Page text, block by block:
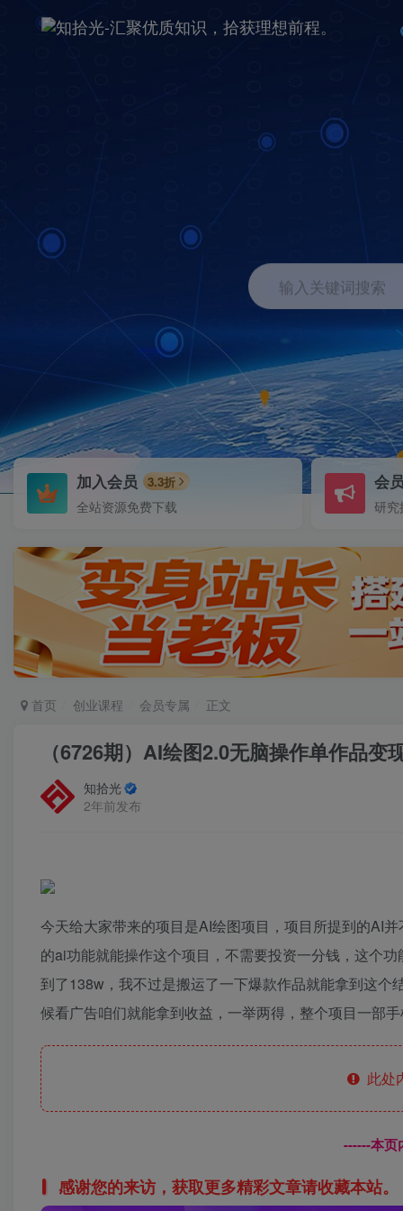
输入关键词搜索
加入会员 3.3折
全站资源免费下载
会
研究
首页 创业课程 会员专属 正文
（6726期）AI绘图2.0无脑操作单作品变
知拾光
2年前发布
今天给大家带来的项目是AI绘图项目，项目所提到的AI
的ai功能就能操作这个项目，不需要投资一分钱，这个
到了138w，我不过是搬运了一下爆款作品就能拿到这
候看广告咱们就能拿到收益，一举两得，整个项目一部
此处
------本页
感谢您的来访，获取更多精彩文章请收藏本站。